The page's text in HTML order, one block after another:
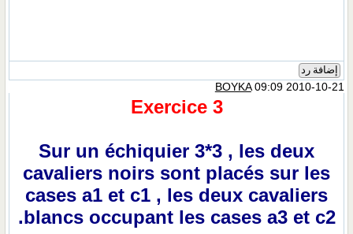
إضافة رد
BOYKA09:09 2010-10-21
Exercice 3
Sur un échiquier 3*3 , les deux
cavaliers noirs sont placés sur les
cases a1 et c1 , les deux cavaliers
blancs occupant les cases a3 et c2.